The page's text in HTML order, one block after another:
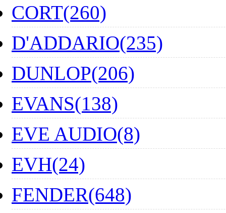
CORT(260)
D'ADDARIO(235)
DUNLOP(206)
EVANS(138)
EVE AUDIO(8)
EVH(24)
FENDER(648)